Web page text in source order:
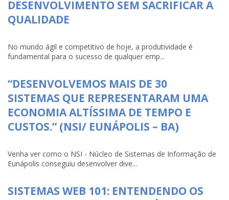
DESENVOLVIMENTO SEM SACRIFICAR A
QUALIDADE
No mundo ágil e competitivo de hoje, a produtividade é
fundamental para o sucesso de qualquer emp...
“DESENVOLVEMOS MAIS DE 30
SISTEMAS QUE REPRESENTARAM UMA
ECONOMIA ALTÍSSIMA DE TEMPO E
CUSTOS.” (NSI/ EUNÁPOLIS – BA)
Venha ver como o NSI - Núcleo de Sistemas de Informação de
Eunápolis conseguiu desenvolver dive...
SISTEMAS WEB 101: ENTENDENDO OS